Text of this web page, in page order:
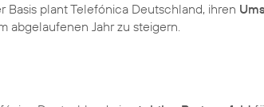
Basis plant Telefónica Deutschland, ihren
abgelaufenen Jahr zu steigern.